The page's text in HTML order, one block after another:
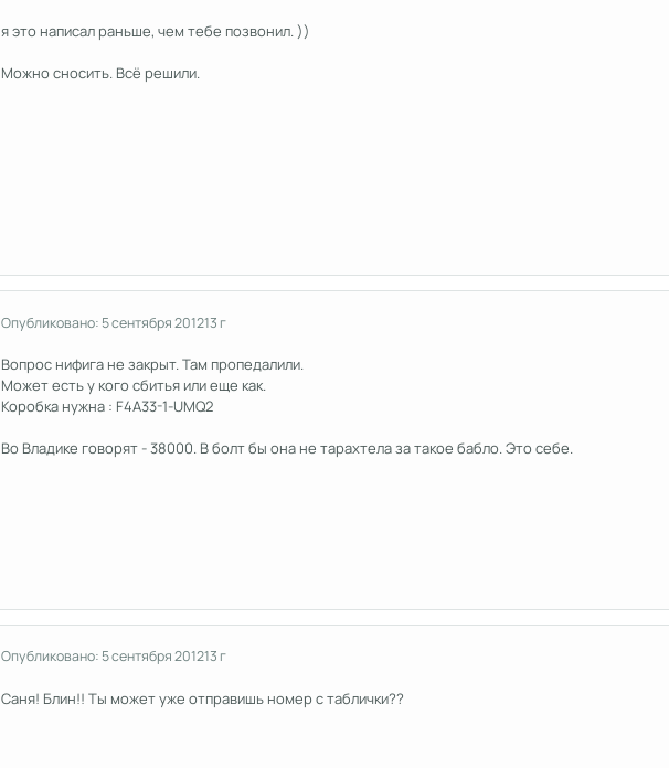
я это написал раньше, чем тебе позвонил. ))
Можно сносить. Всё решили.
Опубликовано: 5 сентября 201213 г
Вопрос нифига не закрыт. Там пропедалили.
Может есть у кого сбитья или еще как.
Коробка нужна : F4A33-1-UMQ2
Во Владике говорят - 38000. В болт бы она не тарахтела за такое бабло. Это себе.
Опубликовано: 5 сентября 201213 г
Саня! Блин!! Ты может уже отправишь номер с таблички??